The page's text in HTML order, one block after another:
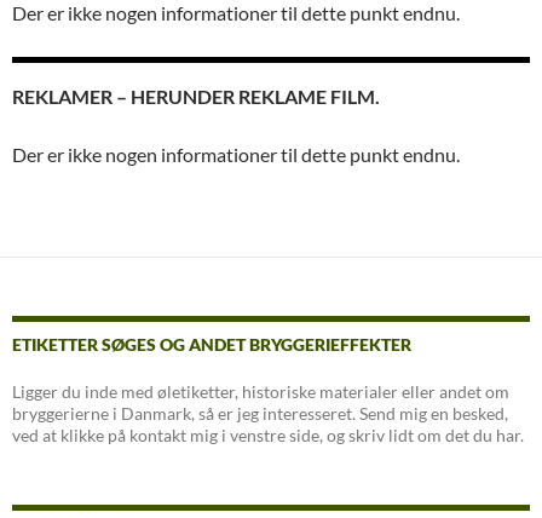
Der er ikke nogen informationer til dette punkt endnu.
REKLAMER – HERUNDER REKLAME FILM.
Der er ikke nogen informationer til dette punkt endnu.
ETIKETTER SØGES OG ANDET BRYGGERIEFFEKTER
Ligger du inde med øletiketter, historiske materialer eller andet om
bryggerierne i Danmark, så er jeg interesseret. Send mig en besked,
ved at klikke på kontakt mig i venstre side, og skriv lidt om det du har.